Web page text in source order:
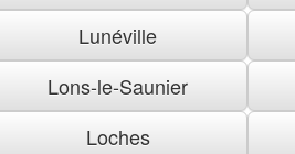
Lunéville
Lons-le-Saunier
Loches